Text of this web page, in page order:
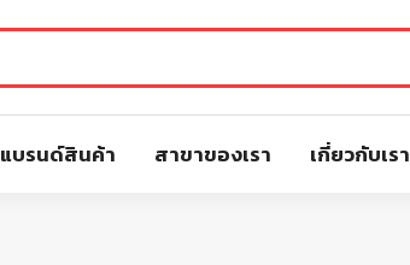
แบรนด์สินค้า สาขาของเรา เกี่ยวกับเรา